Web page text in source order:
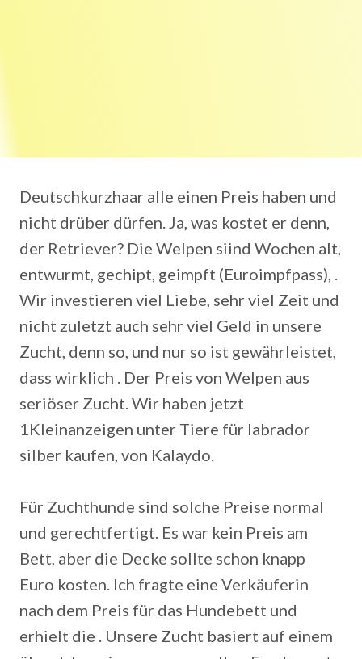
Deutschkurzhaar alle einen Preis haben und
nicht drüber dürfen. Ja, was kostet er denn,
der Retriever? Die Welpen siind Wochen alt,
entwurmt, gechipt, geimpft (Euroimpfpass), .
Wir investieren viel Liebe, sehr viel Zeit und
nicht zuletzt auch sehr viel Geld in unsere
Zucht, denn so, und nur so ist gewährleistet,
dass wirklich . Der Preis von Welpen aus
seriöser Zucht. Wir haben jetzt
1Kleinanzeigen unter Tiere für labrador
silber kaufen, von Kalaydo.
Für Zuchthunde sind solche Preise normal
und gerechtfertigt. Es war kein Preis am
Bett, aber die Decke sollte schon knapp
Euro kosten. Ich fragte eine Verkäuferin
nach dem Preis für das Hundebett und
erhielt die . Unsere Zucht basiert auf einem